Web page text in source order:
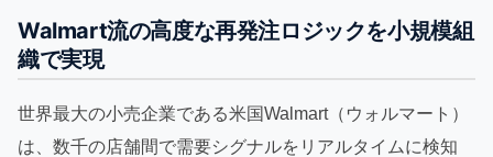
Walmart流の高度な再発注ロジックを小規模組
織で実現
世界最大の小売企業である米国Walmart（ウォルマート）
は、数千の店舗間で需要シグナルをリアルタイムに検知